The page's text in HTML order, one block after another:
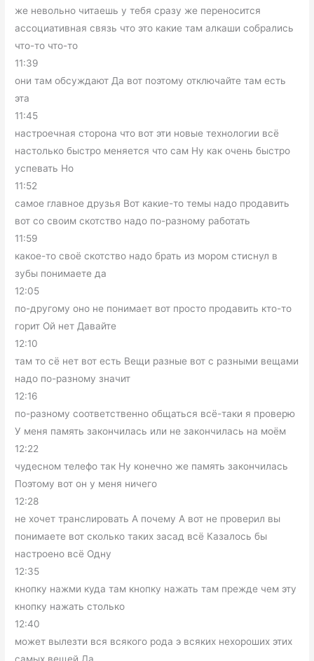
же невольно читаешь у тебя сразу же переносится
ассоциативная связь что это какие там алкаши собрались
что-то что-то
11:39
они там обсуждают Да вот поэтому отключайте там есть
эта
11:45
настроечная сторона что вот эти новые технологии всё
настолько быстро меняется что сам Ну как очень быстро
успевать Но
11:52
самое главное друзья Вот какие-то темы надо продавить
вот со своим скотство надо по-разному работать
11:59
какое-то своё скотство надо брать из мором стиснул в
зубы понимаете да
12:05
по-другому оно не понимает вот просто продавить кто-то
горит Ой нет Давайте
12:10
там то сё нет вот есть Вещи разные вот с разными вещами
надо по-разному значит
12:16
по-разному соответственно общаться всё-таки я проверю
У меня память закончилась или не закончилась на моём
12:22
чудесном телефо так Ну конечно же память закончилась
Поэтому вот он у меня ничего
12:28
не хочет транслировать А почему А вот не проверил вы
понимаете вот сколько таких засад всё Казалось бы
настроено всё Одну
12:35
кнопку нажми куда там кнопку нажать там прежде чем эту
кнопку нажать столько
12:40
может вылезти вся всякого рода э всяких нехороших этих